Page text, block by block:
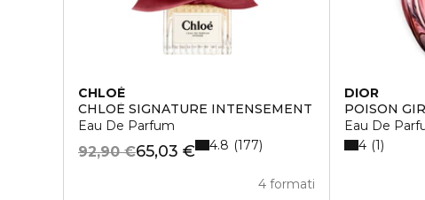
CHLOÉ
CHLOÈ SIGNATURE INTENSEMENT
Eau De Parfum
65,03 €
92,90 €
4 formati
4.8 177
DIOR
POISON
Eau De
4 1